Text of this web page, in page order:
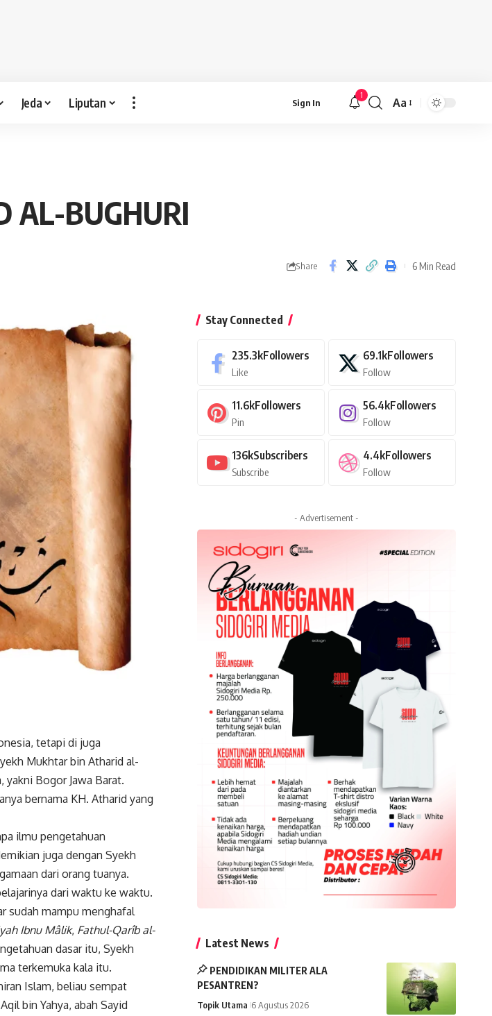
Jeda Liputan Sign In
1
Font
Aa
AL-BUGHURI
Share 6 Min Read
tetapi di juga
Mukhtar bin Atharid al-
Bogor Jawa Barat.
bernama KH. Atharid yang
ilmu pengetahuan
juga dengan Syekh
dari orang tuanya.
dari waktu ke waktu.
sudah mampu menghafal
Ibnu Mâlik, Fathul-Qarîb al-
dasar itu, Syekh
terkemuka kala itu.
Islam, beliau sempat
bin Yahya, abah Sayid
Stay Connected
235.3kFollowers
Like
69.1kFollowers
Follow
11.6kFollowers
Pin
56.4kFollowers
Follow
136kSubscribers
Subscribe
4.4kFollowers
Follow
- Advertisement -
Latest News
PENDIDIKAN MILITER ALA
PESANTREN?
Topik Utama 6 Agustus 2026